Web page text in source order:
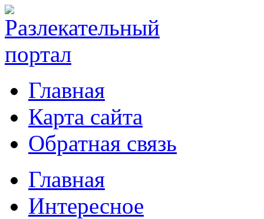
Главная
Карта сайта
Обратная связь
Главная
Интересное